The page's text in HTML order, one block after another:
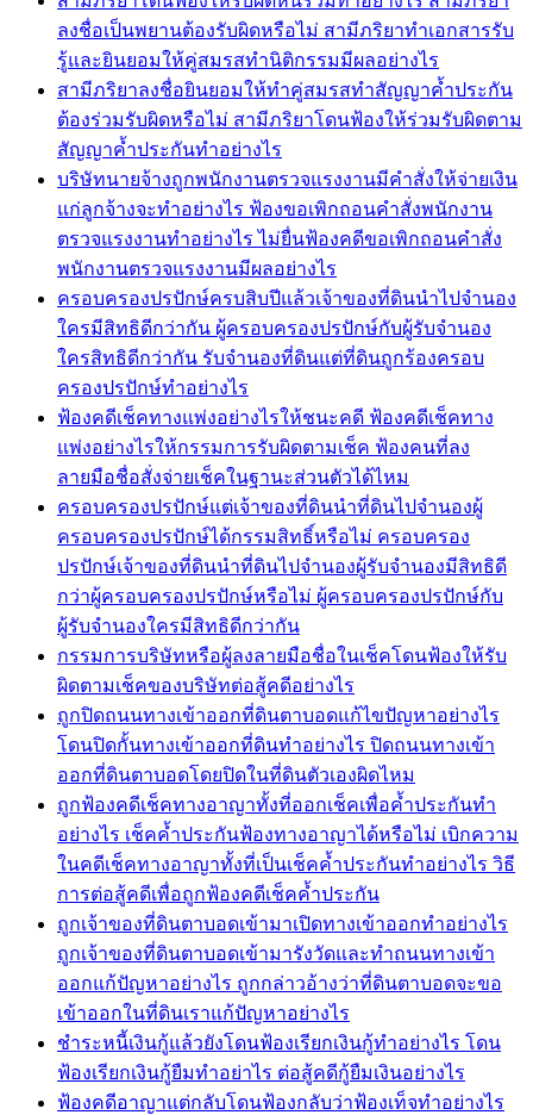
ลงชื่อเป็นพยานต้องรับผิดหรือไม่ สามีภริยาทำเอกสารรับ
รู้และยินยอมให้คู่สมรสทำนิติกรรมมีผลอย่างไร
สามีภริยาลงชื่อยินยอมให้ทำคู่สมรสทำสัญญาค้ำประกัน
ต้องร่วมรับผิดหรือไม่ สามีภริยาโดนฟ้องให้ร่วมรับผิดตาม
สัญญาค้ำประกันทำอย่างไร
บริษัทนายจ้างถูกพนักงานตรวจแรงงานมีคำสั่งให้จ่ายเงิน
แก่ลูกจ้างจะทำอย่างไร ฟ้องขอเพิกถอนคำสั่งพนักงาน
ตรวจแรงงานทำอย่างไร ไม่ยื่นฟ้องคดีขอเพิกถอนคำสั่ง
พนักงานตรวจแรงงานมีผลอย่างไร
ครอบครองปรปักษ์ครบสิบปีแล้วเจ้าของที่ดินนำไปจำนอง
ใครมีสิทธิดีกว่ากัน ผู้ครอบครองปรปักษ์กับผู้รับจำนอง
ใครสิทธิดีกว่ากัน รับจำนองที่ดินแต่ที่ดินถูกร้องครอบ
ครองปรปักษ์ทำอย่างไร
ฟ้องคดีเช็คทางแพ่งอย่างไรให้ชนะคดี ฟ้องคดีเช็คทาง
แพ่งอย่างไรให้กรรมการรับผิดตามเช็ค ฟ้องคนที่ลง
ลายมือชื่อสั่งจ่ายเช็คในฐานะส่วนตัวได้ไหม
ครอบครองปรปักษ์แต่เจ้าของที่ดินนำที่ดินไปจำนองผู้
ครอบครองปรปักษ์ได้กรรมสิทธิ์หรือไม่ ครอบครอง
ปรปักษ์เจ้าของที่ดินนำที่ดินไปจำนองผู้รับจำนองมีสิทธิดี
กว่าผู้ครอบครองปรปักษ์หรือไม่ ผู้ครอบครองปรปักษ์กับ
ผู้รับจำนองใครมีสิทธิดีกว่ากัน
กรรมการบริษัทหรือผู้ลงลายมือชื่อในเช็คโดนฟ้องให้รับ
ผิดตามเช็คของบริษัทต่อสู้คดีอย่างไร
ถูกปิดถนนทางเข้าออกที่ดินตาบอดแก้ไขปัญหาอย่างไร
โดนปิดกั้นทางเข้าออกที่ดินทำอย่างไร ปิดถนนทางเข้า
ออกที่ดินตาบอดโดยปิดในที่ดินตัวเองผิดไหม
ถูกฟ้องคดีเช็คทางอาญาทั้งที่ออกเช็คเพื่อค้ำประกันทำ
อย่างไร เช็คค้ำประกันฟ้องทางอาญาได้หรือไม่ เบิกความ
ในคดีเช็คทางอาญาทั้งที่เป็นเช็คค้ำประกันทำอย่างไร วิธี
การต่อสู้คดีเพื่อถูกฟ้องคดีเช็คค้ำประกัน
ถูกเจ้าของที่ดินตาบอดเข้ามาเปิดทางเข้าออกทำอย่างไร
ถูกเจ้าของที่ดินตาบอดเข้ามารังวัดและทำถนนทางเข้า
ออกแก้ปัญหาอย่างไร ถูกกล่าวอ้างว่าที่ดินตาบอดจะขอ
เข้าออกในที่ดินเราแก้ปัญหาอย่างไร
ชำระหนี้เงินกู้แล้วยังโดนฟ้องเรียกเงินกู้ทำอย่างไร โดน
ฟ้องเรียกเงินกู้ยืมทำอย่าไร ต่อสู้คดีกู้ยืมเงินอย่างไร
ฟ้องคดีอาญาแต่กลับโดนฟ้องกลับว่าฟ้องเท็จทำอย่างไร